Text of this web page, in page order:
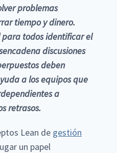
problemas
tiempo y dinero.
todos identificar el
discusiones
deben
a los equipos que
a
retrasos.
Lean de gestión
un papel